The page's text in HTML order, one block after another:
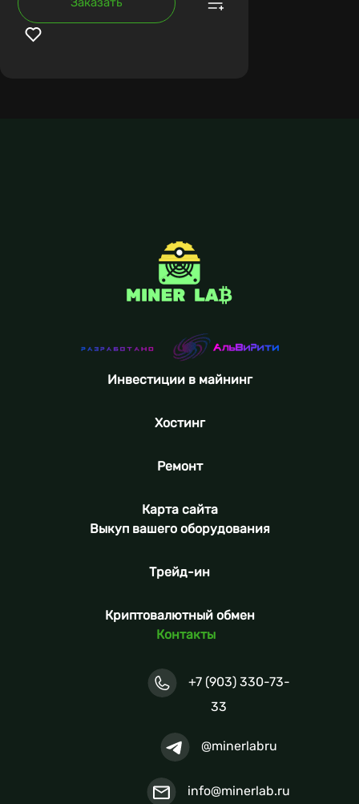
Инвестиции в майнинг
Хостинг
Ремонт
Карта сайта
Выкуп вашего оборудования
Трейд-ин
Криптовалютный обмен
Контакты
+7 (903) 330-73-
33
@minerlabru
info@minerlab.ru